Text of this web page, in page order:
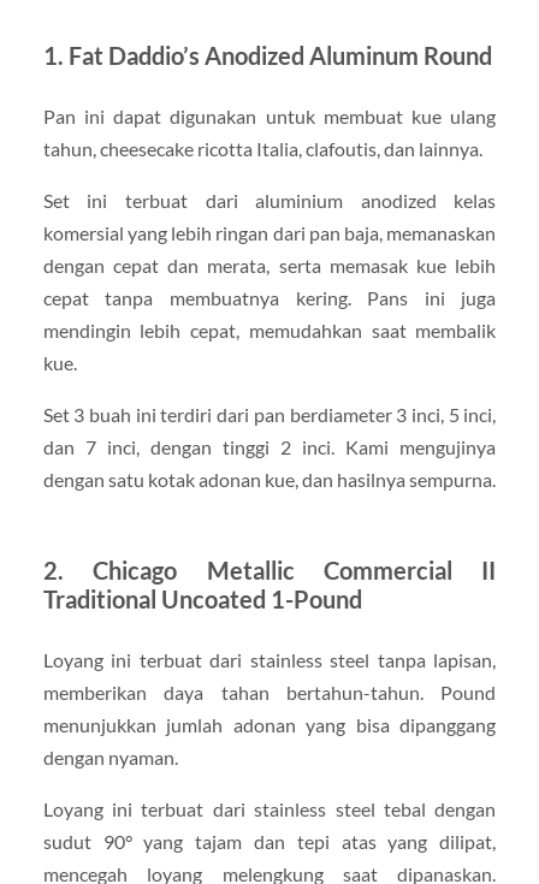
1. Fat Daddio’s Anodized Aluminum Round
Pan ini dapat digunakan untuk membuat kue ulang
tahun, cheesecake ricotta Italia, clafoutis, dan lainnya.
Set ini terbuat dari aluminium anodized kelas
komersial yang lebih ringan dari pan baja, memanaskan
dengan cepat dan merata, serta memasak kue lebih
cepat tanpa membuatnya kering. Pans ini juga
mendingin lebih cepat, memudahkan saat membalik
kue.
Set 3 buah ini terdiri dari pan berdiameter 3 inci, 5 inci,
dan 7 inci, dengan tinggi 2 inci. Kami mengujinya
dengan satu kotak adonan kue, dan hasilnya sempurna.
2. Chicago Metallic Commercial II
Traditional Uncoated 1-Pound
Loyang ini terbuat dari stainless steel tanpa lapisan,
memberikan daya tahan bertahun-tahun. Pound
menunjukkan jumlah adonan yang bisa dipanggang
dengan nyaman.
Loyang ini terbuat dari stainless steel tebal dengan
sudut 90° yang tajam dan tepi atas yang dilipat,
mencegah loyang melengkung saat dipanaskan.